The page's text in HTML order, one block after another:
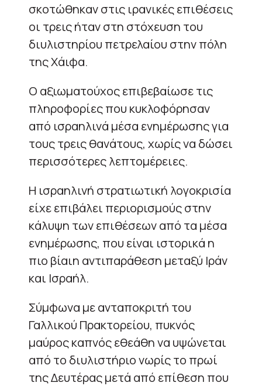
σκοτώθηκαν στις ιρανικές επιθέσεις
οι τρεις ήταν στη στόχευση του
διυλιστηρίου πετρελαίου στην πόλη
της Χάιφα.
Ο αξιωματούχος επιβεβαίωσε τις
πληροφορίες που κυκλοφόρησαν
από ισραηλινά μέσα ενημέρωσης για
τους τρεις θανάτους, χωρίς να δώσει
περισσότερες λεπτομέρειες.
Η ισραηλινή στρατιωτική λογοκρισία
είχε επιβάλει περιορισμούς στην
κάλυψη των επιθέσεων από τα μέσα
ενημέρωσης, που είναι ιστορικά η
πιο βίαιη αντιπαράθεση μεταξύ Ιράν
και Ισραήλ.
Σύμφωνα με ανταποκριτή του
Γαλλικού Πρακτορείου, πυκνός
μαύρος καπνός εθεάθη να υψώνεται
από το διυλιστήριο νωρίς το πρωί
της Δευτέρας μετά από επίθεση που